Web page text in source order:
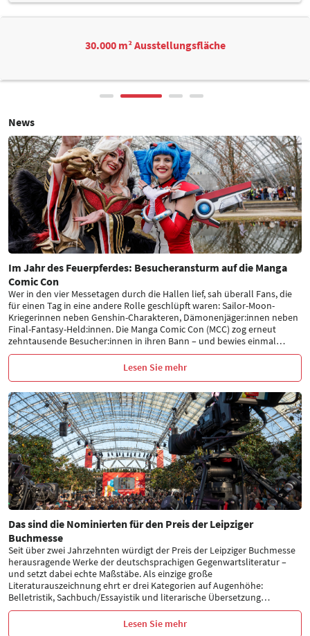
30.000 m² Ausstellungsfläche
News
Im Jahr des Feuerpferdes: Besucheransturm auf die Manga
Comic Con
Wer in den vier Messetagen durch die Hallen lief, sah überall Fans, die
für einen Tag in eine andere Rolle geschlüpft waren: Sailor-Moon-
Kriegerinnen neben Genshin-Charakteren, Dämonenjäger:innen neben
Final-Fantasy-Held:innen. Die Manga Comic Con (MCC) zog erneut
zehntausende Besucher:innen in ihren Bann – und bewies einmal…
Lesen Sie mehr
Das sind die Nominierten für den Preis der Leipziger
Buchmesse
Seit über zwei Jahrzehnten würdigt der Preis der Leipziger Buchmesse
herausragende Werke der deutschsprachigen Gegenwartsliteratur –
und setzt dabei echte Maßstäbe. Als einzige große
Literaturauszeichnung ehrt er drei Kategorien auf Augenhöhe:
Belletristik, Sachbuch/Essayistik und literarische Übersetzung…
Lesen Sie mehr